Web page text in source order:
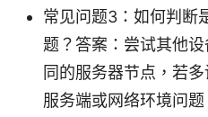
常见问题3：如何判断
题？答案：尝试其他
同的服务器节点，若
服务端或网络环境问题